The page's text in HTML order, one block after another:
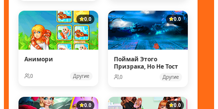
0.0
Анимори
0 Другие
0.0
Поймай Этого
Призрака, Но Не Тост
0 Другие
0.0 0.0